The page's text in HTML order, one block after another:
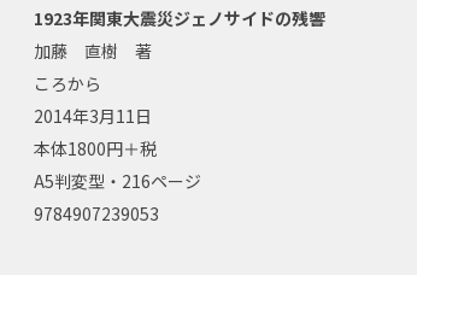
1923年関東大震災ジェノサイドの残響
加藤 直樹 著
ころから
2014年3月11日
本体1800円＋税
A5判変型・216ページ
9784907239053